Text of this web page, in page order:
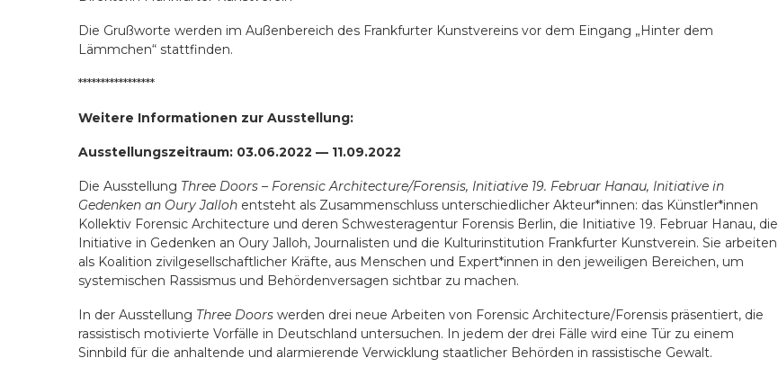
Die Grußworte werden im Außenbereich des Frankfurter Kunstvereins vor dem Eingang „Hinter dem
Lämmchen“ stattfinden.
*****************
Weitere Informationen zur Ausstellung:
Ausstellungszeitraum: 03.06.2022 — 11.09.2022
Die Ausstellung Three Doors – Forensic Architecture/Forensis, Initiative 19. Februar Hanau, Initiative in
Gedenken an Oury Jalloh entsteht als Zusammenschluss unterschiedlicher Akteur*innen: das Künstler*innen
Kollektiv Forensic Architecture und deren Schwesteragentur Forensis Berlin, die Initiative 19. Februar Hanau, die
Initiative in Gedenken an Oury Jalloh, Journalisten und die Kulturinstitution Frankfurter Kunstverein. Sie arbeiten
als Koalition zivilgesellschaftlicher Kräfte, aus Menschen und Expert*innen in den jeweiligen Bereichen, um
systemischen Rassismus und Behördenversagen sichtbar zu machen.
In der Ausstellung Three Doors werden drei neue Arbeiten von Forensic Architecture/Forensis präsentiert, die
rassistisch motivierte Vorfälle in Deutschland untersuchen. In jedem der drei Fälle wird eine Tür zu einem
Sinnbild für die anhaltende und alarmierende Verwicklung staatlicher Behörden in rassistische Gewalt.